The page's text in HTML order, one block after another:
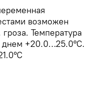
возможен
Температура
днем +20.0…25.0°С.